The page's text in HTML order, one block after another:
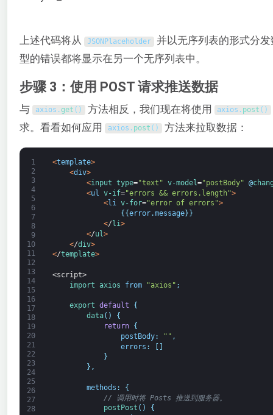
上述代码将从 JSONPlaceholder 并以无序列表的形式分
型的错误都将显示在另一个无序列表中。
步骤 3：使用 POST 请求推送数据
与 axios .get ( ) 方法相反，我们现在将使用 axios . post ( )
求。看看如何应用
axios . post ( ) 方法来拉取数据：
1
2
3
4
5
6
7
8
9
10
11
12
13
14
15
16
17
18
19
20
21
22
23
24
25
26
27
28
<template>
<div>
<input type="text" v-model="postBody" @
<ul v-if="errors && errors.length">
<li v-for="error of errors">
{ {error.message} }
</ li>
</ul >
</div>
</template>
<script>
import axios from "axios" ;
export default
{
data( )
{
return
{
postBody: "" ,
errors : [ ]
}
} ,
methods :
{
// 调用时将 Posts 推送到服务器。
postPost ( )
{